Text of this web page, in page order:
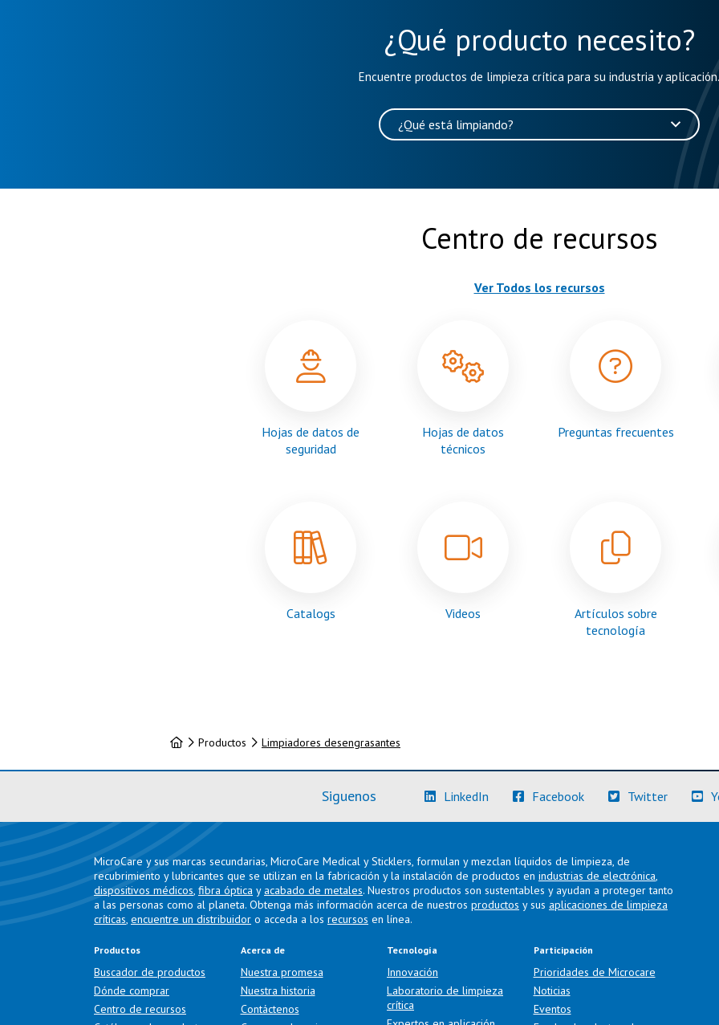
¿Qué producto necesito?
Encuentre productos de limpieza crítica para su industria y aplicación.
¿Qué está limpiando?
Centro de recursos
Ver Todos los recursos
Hojas de datos de
seguridad
Hojas de datos
técnicos
Preguntas frecuentes
Catalogs Videos
Artículos sobre
tecnología
InicioProductos Limpiadores desengrasantes
Siguenos LinkedIn (Más información)
Facebook(Más información)
Twitter(Más
MicroCare y sus marcas secundarias, MicroCare Medical y Sticklers, formulan y mezclan líquidos de limpieza, de
recubrimiento y lubricantes que se utilizan en la fabricación y la instalación de productos en industrias de electrónica,
dispositivos médicos, fibra óptica y acabado de metales. Nuestros productos son sustentables y ayudan a proteger tanto
a las personas como al planeta. Obtenga más información acerca de nuestros productos y sus aplicaciones de limpieza
críticas, encuentre un distribuidor o acceda a los recursos en línea.
Productos
Buscador de productos
Dónde comprar
Centro de recursos
Acerca de
Nuestra promesa
Nuestra historia
Contáctenos
Tecnología
Innovación
Laboratorio de limpieza
crítica
Participación
Prioridades de Microcare
Noticias
Eventos